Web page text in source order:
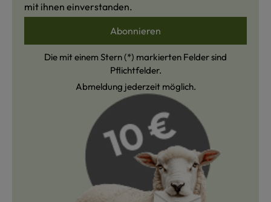
mit ihnen einverstanden.
Abonnieren
Die mit einem Stern (*) markierten Felder sind
Pflichtfelder.
Abmeldung jederzeit möglich.